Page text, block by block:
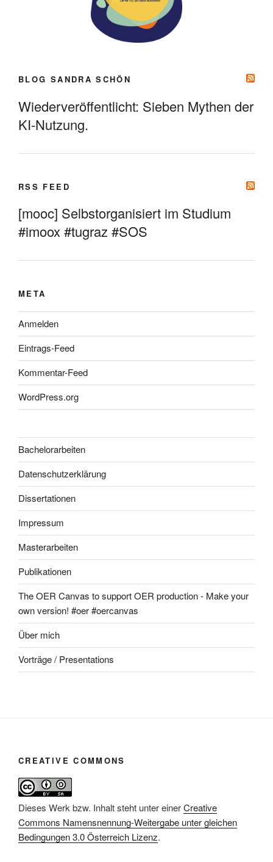
BLOG SANDRA SCHÖN
Wiederveröffentlicht: Sieben Mythen der
KI-Nutzung.
RSS FEED
[mooc] Selbstorganisiert im Studium
#imoox #tugraz #SOS
META
Anmelden
Eintrags-Feed
Kommentar-Feed
WordPress.org
Bachelorarbeiten
Datenschutzerklärung
Dissertationen
Impressum
Masterarbeiten
Publikationen
The OER Canvas to support OER production - Make your
own version! #oer #oercanvas
Über mich
Vorträge / Presentations
CREATIVE COMMONS
Dieses Werk bzw. Inhalt steht unter einerCreative
Commons Namensnennung-Weitergabe unter gleichen
Bedingungen 3.0 Österreich Lizenz.